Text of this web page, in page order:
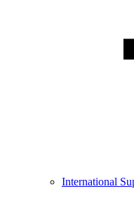
International